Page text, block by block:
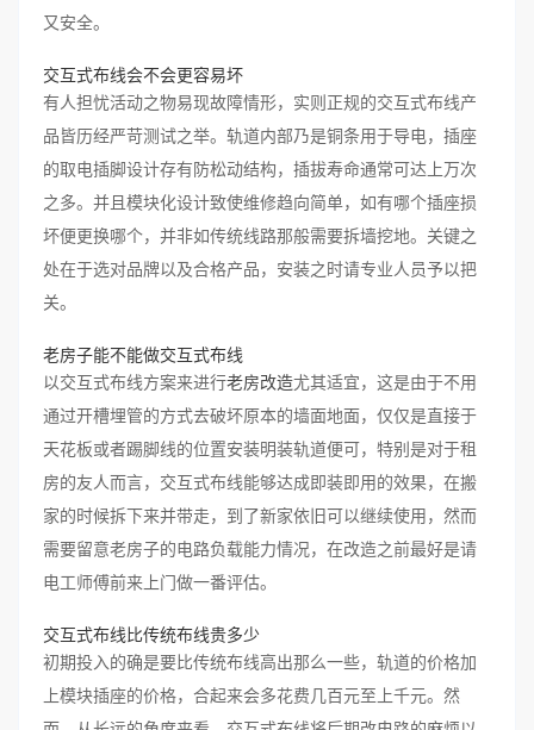
又安全。
交互式布线会不会更容易坏
有人担忧活动之物易现故障情形，实则正规的交互式布线产
品皆历经严苛测试之举。轨道内部乃是铜条用于导电，插座
的取电插脚设计存有防松动结构，插拔寿命通常可达上万次
之多。并且模块化设计致使维修趋向简单，如有哪个插座损
坏便更换哪个，并非如传统线路那般需要拆墙挖地。关键之
处在于选对品牌以及合格产品，安装之时请专业人员予以把
关。
老房子能不能做交互式布线
以交互式布线方案来进行老房改造尤其适宜，这是由于不用
通过开槽埋管的方式去破坏原本的墙面地面，仅仅是直接于
天花板或者踢脚线的位置安装明装轨道便可，特别是对于租
房的友人而言，交互式布线能够达成即装即用的效果，在搬
家的时候拆下来并带走，到了新家依旧可以继续使用，然而
需要留意老房子的电路负载能力情况，在改造之前最好是请
电工师傅前来上门做一番评估。
交互式布线比传统布线贵多少
初期投入的确是要比传统布线高出那么一些，轨道的价格加
上模块插座的价格，合起来会多花费几百元至上千元。然